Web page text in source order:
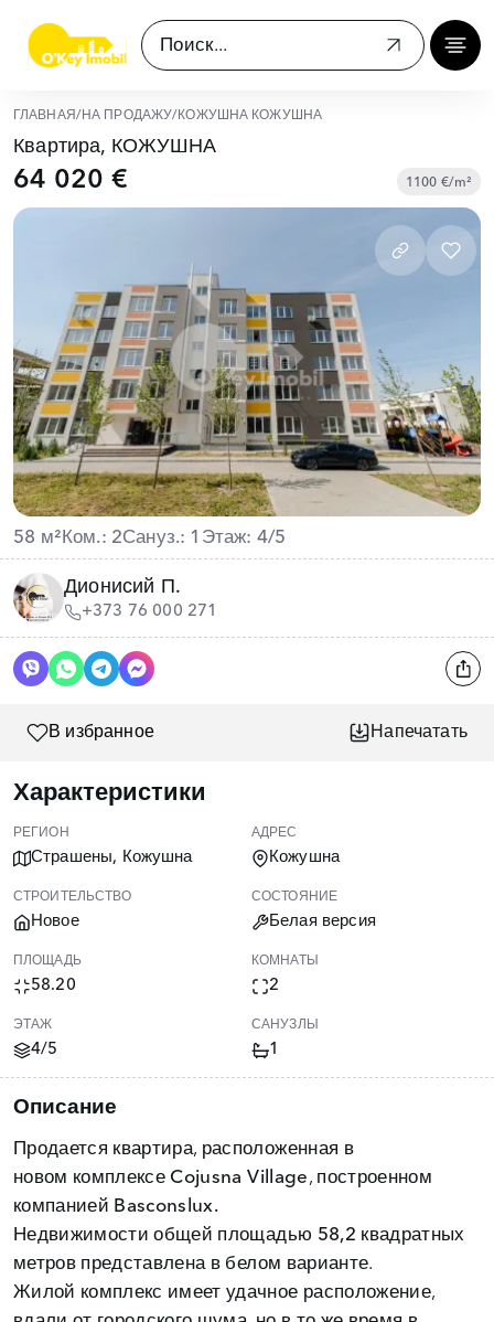
ГЛАВНАЯ/ НА ПРОДАЖУ/ КОЖУШНА КОЖУШНА
Квартира, КОЖУШНА
64 020 € 1100 €/m²
58 м² Ком.: 2Сануз.: 1 Этаж: 4/5
Дионисий П.
+373 76 000 271
В избранное Напечатать
Характеристики
РЕГИОН
Страшены, Кожушна
АДРЕС
Кожушна
СТРОИТЕЛЬСТВО
Новое
СОСТОЯНИЕ
Белая версия
ПЛОЩАДЬ
58.20
КОМНАТЫ
2
ЭТАЖ
4/5
САНУЗЛЫ
1
Описание
Продается квартира, расположенная в
новом комплексе Cojusna Village, построенном
компанией Basconslux.
Недвижимости общей площадью 58,2 квадратных
метров представлена в белом варианте.
Жилой комплекс имеет удачное расположение,